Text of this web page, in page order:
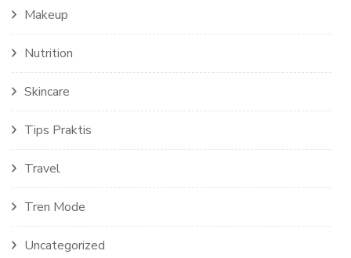
Makeup
Nutrition
Skincare
Tips Praktis
Travel
Tren Mode
Uncategorized